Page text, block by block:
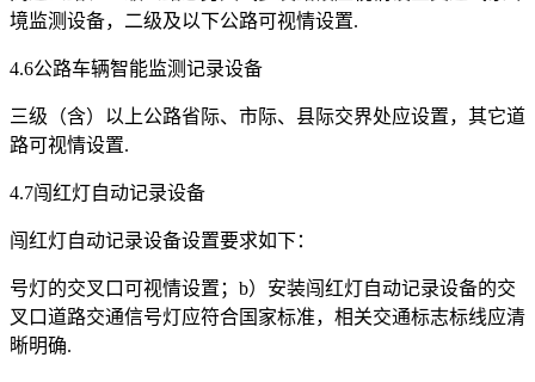
境监测设备，二级及以下公路可视情设置.
4.6公路车辆智能监测记录设备
三级（含）以上公路省际、市际、县际交界处应设置，其它道
路可视情设置.
4.7闯红灯自动记录设备
闯红灯自动记录设备设置要求如下：
号灯的交叉口可视情设置；b）安装闯红灯自动记录设备的交
叉口道路交通信号灯应符合国家标准，相关交通标志标线应清
晰明确.